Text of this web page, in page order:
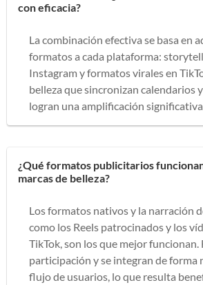
con eficacia?
La combinación efectiva se basa en
formatos a cada plataforma:
Instagram y formatos virales en
belleza que sincronizan calendarios
logran una amplificación significativa.
¿Qué formatos publicitarios
marcas de belleza?
Los formatos nativos y la narración
como los Reels patrocinados y los
TikTok, son los que mejor funcionan.
participación y se integran de forma
flujo de usuarios, lo que resulta